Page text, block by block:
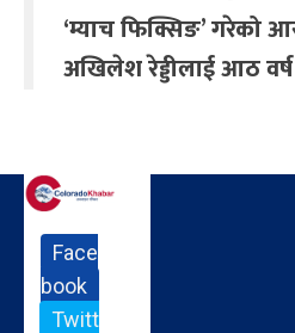
‘म्याच फिक्सिङ’ गरेको
अखिलेश रेड्डीलाई आठ वर्ष
Face
book
Twitt